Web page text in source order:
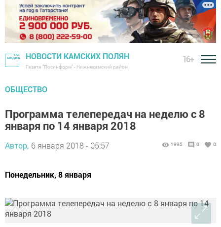
НОВОСТИ КАМСКИХ ПОЛЯН
Газета "Посинформ" - Нижнекамский район
16+
ОБЩЕСТВО
Программа телепередач на неделю с 8
января по 14 января 2018
Автор, 6 января 2018 - 05:57 1995 0 0
Понедельник, 8 января